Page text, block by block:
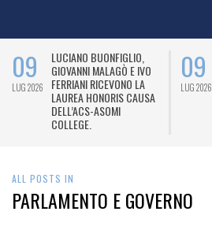
09
LUG 2026
LUCIANO BUONFIGLIO,
GIOVANNI MALAGÒ E IVO
FERRIANI RICEVONO LA
LAUREA HONORIS CAUSA
DELL’ACS-ASOMI
COLLEGE.
09
LUG 2026
ALL POSTS IN
PARLAMENTO E GOVERNO